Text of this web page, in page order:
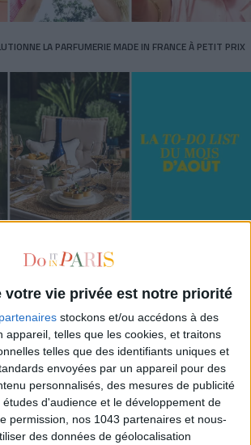
votre vie privée est notre priorité
partenaires stockons et/ou accédons à des
appareil, telles que les cookies, et traitons
telles que des identifiants uniques et
envoyées par un appareil pour des
personnalisés, des mesures de publicité
d'audience et le développement de
permission, nos 1043 partenaires et nous-
des données de géolocalisation
LA PARFUMERIE MADE IN FRANCE À PETIT PRIX
QUE VOUS DEVEZ FAIRE À PARIS EN AOÛT